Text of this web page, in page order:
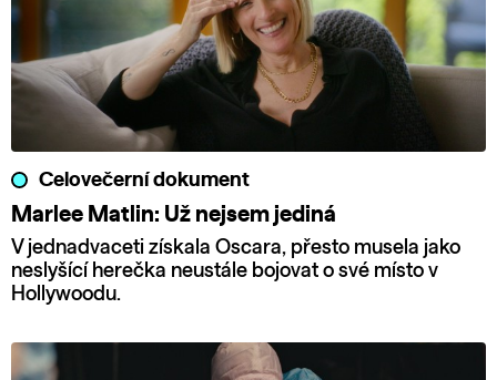
Celovečerní dokument
Marlee Matlin: Už nejsem jediná
V jednadvaceti získala Oscara, přesto musela jako
neslyšící herečka neustále bojovat o své místo v
Hollywoodu.